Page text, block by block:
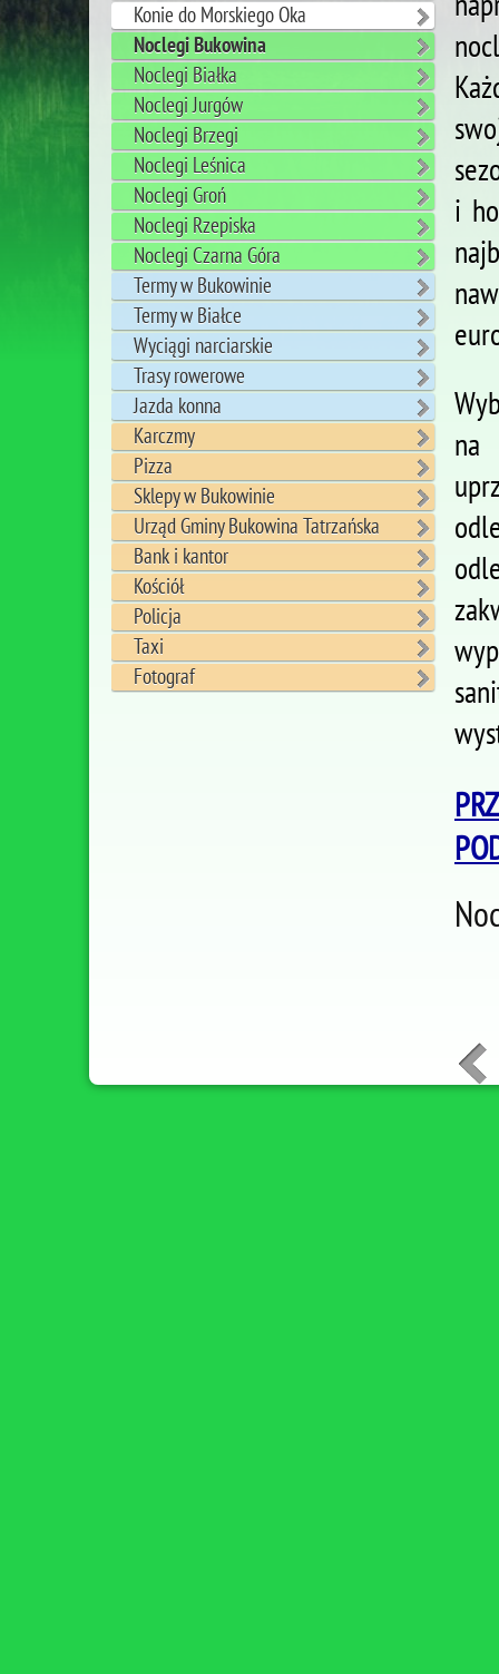
Konie do Morskiego Oka
Noclegi Bukowina
Noclegi Białka
Noclegi Jurgów
Noclegi Brzegi
Noclegi Leśnica
Noclegi Groń
Noclegi Rzepiska
Noclegi Czarna Góra
Termy w Bukowinie
Termy w Białce
Wyciągi narciarskie
Trasy rowerowe
Jazda konna
Karczmy
Pizza
Sklepy w Bukowinie
Urząd Gminy Bukowina Tatrzańska
Bank i kantor
Kościół
Policja
Taxi
Fotograf
i
na